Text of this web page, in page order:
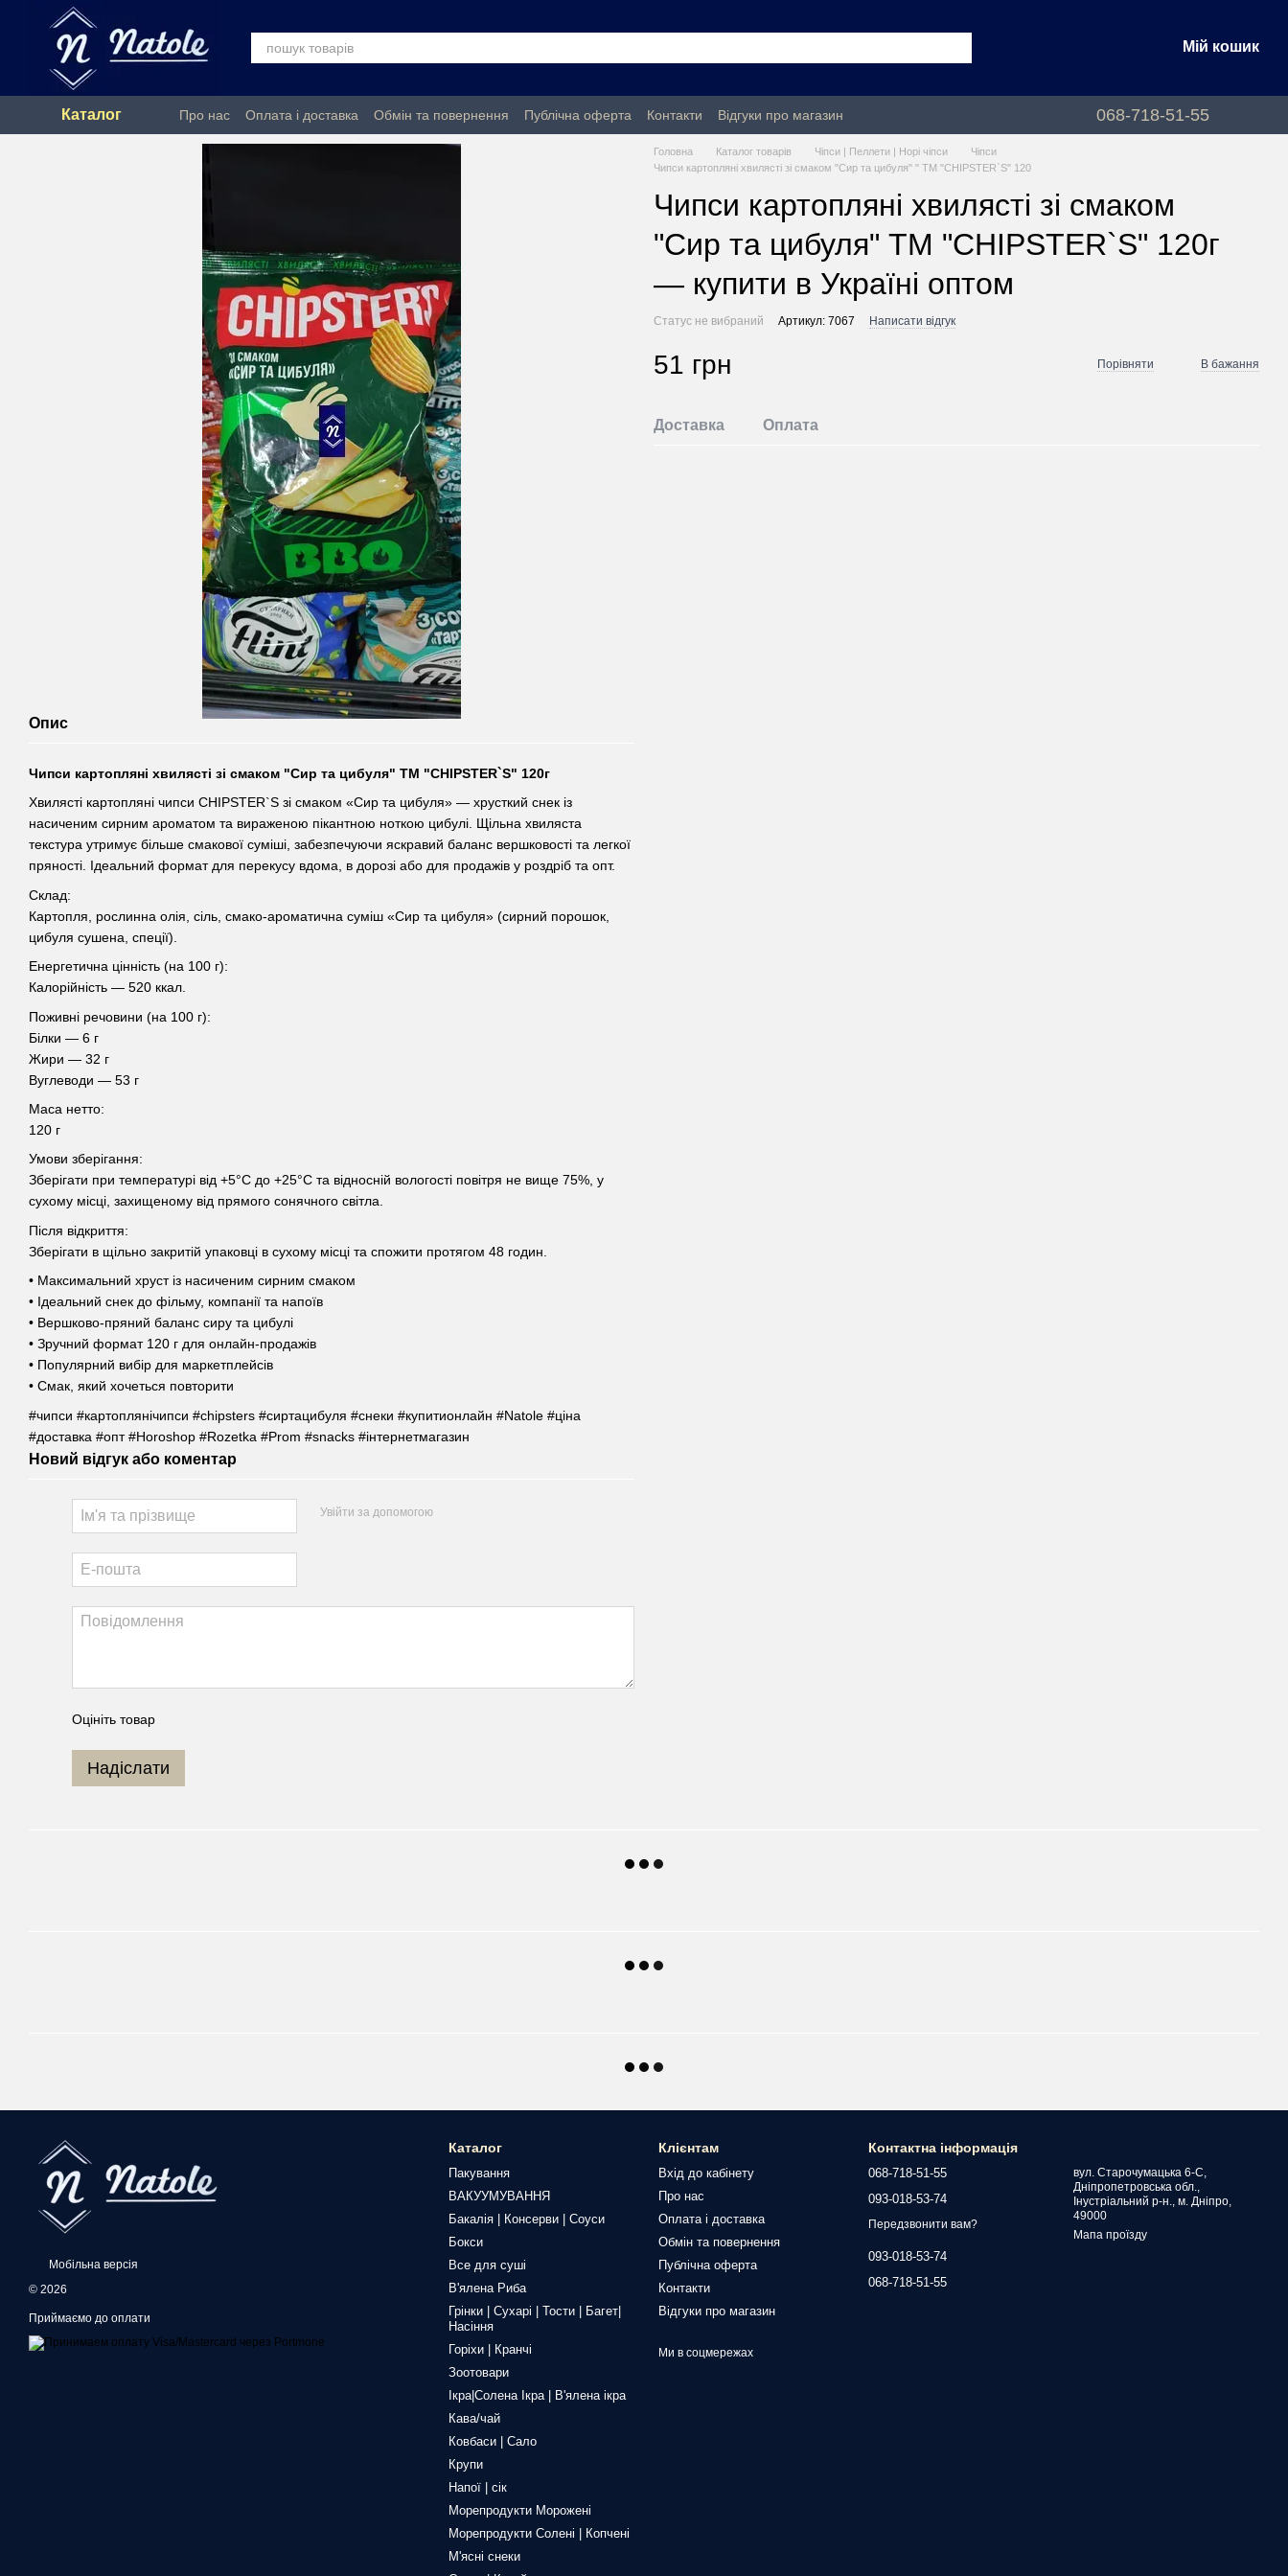
Перейти до основного контенту
Мій кошик
Каталог Про нас Оплата і доставка Обмін та повернення Публічна оферта Контакти Відгуки про магазин 068-718-51-55
Опис
Чипси картопляні хвилясті зі смаком "Сир та цибуля" ТМ "CHIPSTER`S" 120г
Хвилясті картопляні чипси CHIPSTER`S зі смаком «Сир та цибуля» — хрусткий снек із
насиченим сирним ароматом та вираженою пікантною ноткою цибулі. Щільна хвиляста
текстура утримує більше смакової суміші, забезпечуючи яскравий баланс вершковості та легкої
пряності. Ідеальний формат для перекусу вдома, в дорозі або для продажів у роздріб та опт.
Склад:
Картопля, рослинна олія, сіль, смако-ароматична суміш «Сир та цибуля» (сирний порошок,
цибуля сушена, спеції).
Енергетична цінність (на 100 г):
Калорійність — 520 ккал.
Поживні речовини (на 100 г):
Білки — 6 г
Жири — 32 г
Вуглеводи — 53 г
Маса нетто:
120 г
Умови зберігання:
Зберігати при температурі від +5°C до +25°C та відносній вологості повітря не вище 75%, у
сухому місці, захищеному від прямого сонячного світла.
Після відкриття:
Зберігати в щільно закритій упаковці в сухому місці та спожити протягом 48 годин.
• Максимальний хруст із насиченим сирним смаком
• Ідеальний снек до фільму, компанії та напоїв
• Вершково-пряний баланс сиру та цибулі
• Зручний формат 120 г для онлайн-продажів
• Популярний вибір для маркетплейсів
• Смак, який хочеться повторити
#чипси #картоплянічипси #chipsters #сиртацибуля #снеки #купитионлайн #Natole #ціна
#доставка #опт #Horoshop #Rozetka #Prom #snacks #інтернетмагазин
Новий відгук або коментар
Увійти за допомогою
Оцініть товар
Надіслати
Головна Каталог товарів Чіпси | Пеллети | Норі чіпси
Чіпси
Чипси картопляні хвилясті зі смаком "Сир та цибуля" " ТМ "CHIPSTER`S" 120
Чипси картопляні хвилясті зі смаком
"Сир та цибуля" ТМ "CHIPSTER`S" 120г
— купити в Україні оптом
Статус не вибраний Артикул: 7067 Написати відгук
51 грн Порівняти В бажання
Доставка Оплата
Мобільна версія
© 2026
Приймаємо до оплати
Каталог
Пакування
ВАКУУМУВАННЯ
Бакалія | Консерви | Соуси
Бокси
Все для суші
В'ялена Риба
Грінки | Сухарі | Тости | Багет|
Насіння
Горіхи | Кранчі
Зоотовари
Ікра|Солена Ікра | В'ялена ікра
Кава/чай
Ковбаси | Сало
Крупи
Напої | сік
Морепродукти Морожені
Морепродукти Солені | Копчені
М'ясні снеки
Клієнтам
Вхід до кабінету
Про нас
Оплата і доставка
Обмін та повернення
Публічна оферта
Контакти
Відгуки про магазин
Ми в соцмережах
Контактна інформація
068-718-51-55
093-018-53-74
Передзвонити вам?
093-018-53-74
068-718-51-55
вул. Старочумацька 6-С,
Дніпропетровська обл.,
Інустріальний р-н., м. Дніпро,
49000
Мапа проїзду